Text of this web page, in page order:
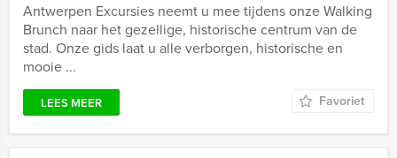
Antwerpen Excursies neemt u mee tijdens onze Walking
Brunch naar het gezellige, historische centrum van de
stad. Onze gids laat u alle verborgen, historische en
mooie ...
LEES MEER Favoriet